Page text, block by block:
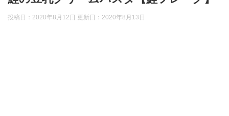
投稿日：2020年8月12日 更新日： 2020年8月13日